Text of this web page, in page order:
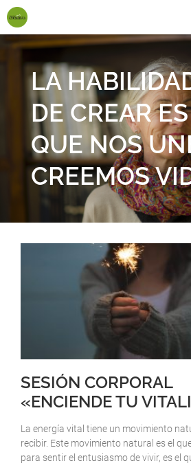
LA
DE CREAR
QUE NOS
CREEMOS
SESIÓN CORPORAL
«ENCIENDE TU
La energía vital tiene un movimiento
recibir. Este movimiento natural es el
para sentir el entusiasmo de vivir, es el